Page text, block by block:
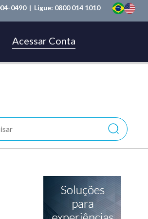
0490 | Ligue: 0800 014 1010
Acessar Conta